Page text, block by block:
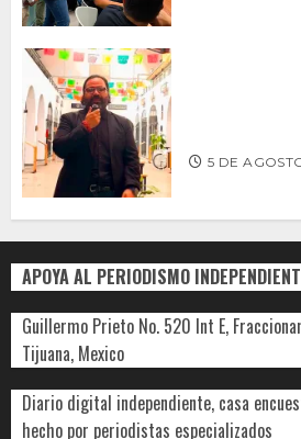
5 DE
APOYA AL PERIODISMO
Guillermo Prieto No. 520 Int E,
Tijuana, Mexico
Diario digital independiente, casa
hecho por periodistas especializados